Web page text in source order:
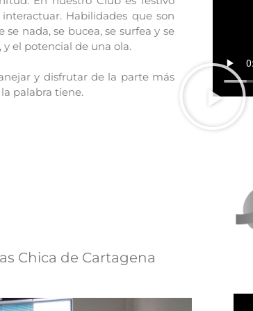
Habilidades que son
nada, se bucea, se surfea y se
y el potencial de una ola.
y disfrutar de la parte más
palabra tiene.
Chica de Cartagena